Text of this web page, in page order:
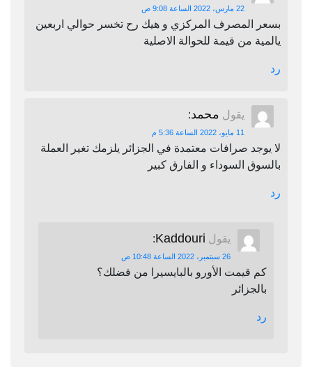
22 مارس، 2022 الساعة 9:08 ص
بسعر المصرف المركزي و هيك رح تخسر حوالي اربعين
يالمية من قيمة للحوالة الاصلية
رد
يقول محمد:
11 مايو، 2022 الساعة 5:36 م
لا يوجد صرافات معتمدة في الجزائر يلزمك تغير العملة
بالسوق السوداء و الفارق كبير
رد
يقول Kaddouri
:
26 سبتمبر، 2022 الساعة 10:48 ص
كم قيمت الأورو بالبايسيرا من فضلك؟
بالجزائر
رد